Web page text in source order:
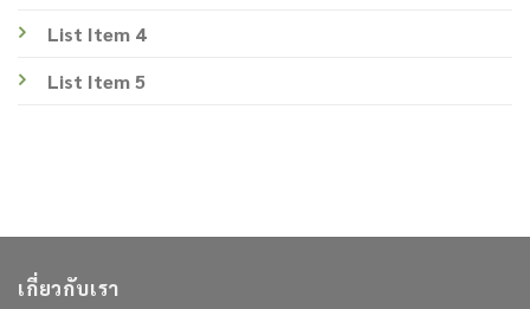
List Item 4
List Item 5
เกี่ยวกับเรา